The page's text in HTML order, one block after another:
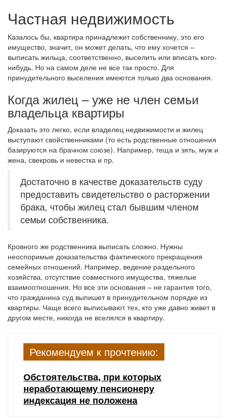
Частная недвижимость
Казалось бы, квартира принадлежит собственнику, это его
имущество, значит, он может делать, что ему хочется –
выписать жильца, соответственно, выселить или вписать кого-
нибудь. Но на самом деле не все так просто. Для
принудительного выселения имеются только два основания.
Когда жилец – уже не член семьи
владельца квартиры
Доказать это легко, если владелец недвижимости и жилец
выступают свойственниками (то есть родственные отношения
базируются на брачном союзе). Например, теща и зять, муж и
жена, свекровь и невестка и пр.
Достаточно в качестве доказательств суду
предоставить свидетельство о расторжении
брака, чтобы жилец стал бывшим членом
семьи собственника.
Кровного же родственника выписать сложно. Нужны
неоспоримые доказательства фактического прекращения
семейных отношений. Например, ведение раздельного
хозяйства, отсутствие совместного имущества, тяжелые
взаимоотношения. Но все эти основания – не гарантия того,
что гражданина суд выпишет в принудительном порядке из
квартиры. Чаще всего выписывают тех, кто уже давно живет в
другом месте, никогда не вселялся в квартиру.
Рекомендуем к прочтению:
Обстоятельства, при которых
неработающему пенсионеру
индексация не положена